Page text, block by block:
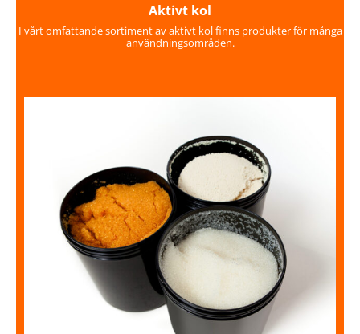
Aktivt kol
I vårt omfattande sortiment av aktivt kol finns produkter för många
användningsområden.